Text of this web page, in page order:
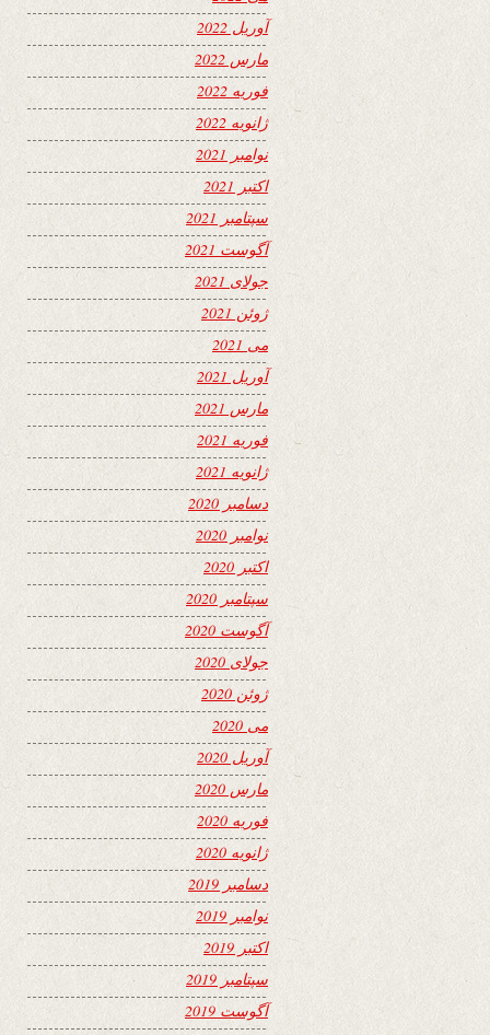
آوریل 2022
مارس 2022
فوریه 2022
ژانویه 2022
نوامبر 2021
اکتبر 2021
سپتامبر 2021
آگوست 2021
جولای 2021
ژوئن 2021
می 2021
آوریل 2021
مارس 2021
فوریه 2021
ژانویه 2021
دسامبر 2020
نوامبر 2020
اکتبر 2020
سپتامبر 2020
آگوست 2020
جولای 2020
ژوئن 2020
می 2020
آوریل 2020
مارس 2020
فوریه 2020
ژانویه 2020
دسامبر 2019
نوامبر 2019
اکتبر 2019
سپتامبر 2019
آگوست 2019